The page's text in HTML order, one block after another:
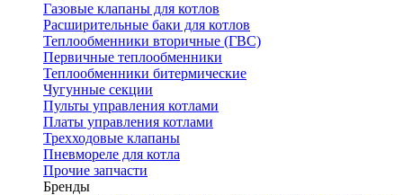
Газовые клапаны для котлов
Расширительные баки для котлов
Теплообменники вторичные (ГВС)
Первичные теплообменники
Теплообменники битермические
Чугунные секции
Пульты управления котлами
Платы управления котлами
Трехходовые клапаны
Пневмореле для котла
Прочие запчасти
Бренды